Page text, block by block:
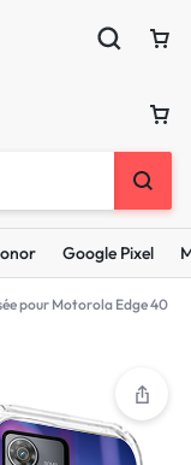
Google Pixel
pour Motorola Edge 40